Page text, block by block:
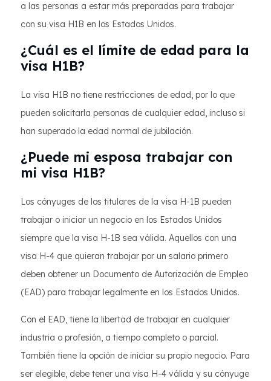
a las personas a estar más preparadas para trabajar
con su visa H1B en los Estados Unidos.
¿Cuál es el límite de edad para la
visa H1B?
La visa H1B no tiene restricciones de edad, por lo que
pueden solicitarla personas de cualquier edad, incluso si
han superado la edad normal de jubilación.
¿Puede mi esposa trabajar con
mi visa H1B?
Los cónyuges de los titulares de la visa H-1B pueden
trabajar o iniciar un negocio en los Estados Unidos
siempre que la visa H-1B sea válida. Aquellos con una
visa H-4 que quieran trabajar por un salario primero
deben obtener un Documento de Autorización de Empleo
(EAD) para trabajar legalmente en los Estados Unidos.
Con el EAD, tiene la libertad de trabajar en cualquier
industria o profesión, a tiempo completo o parcial.
También tiene la opción de iniciar su propio negocio. Para
ser elegible, debe tener una visa H-4 válida y su cónyuge